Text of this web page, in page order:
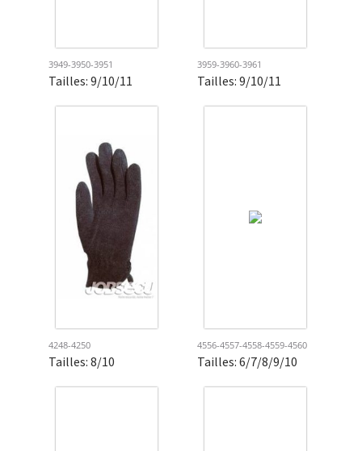
3949-3950-3951
Tailles: 9/10/11
3959-3960-3961
Tailles: 9/10/11
4248-4250
Tailles: 8/10
4556-4557-4558-4559-4560
Tailles: 6/7/8/9/10